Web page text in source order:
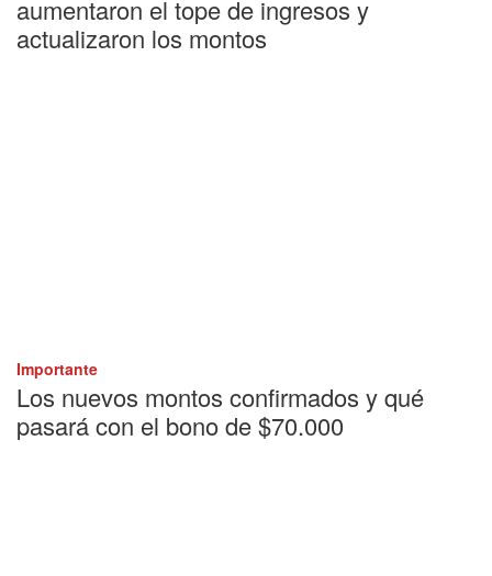
aumentaron el tope de ingresos y
actualizaron los montos
Importante
Los nuevos montos confirmados y qué
pasará con el bono de $70.000